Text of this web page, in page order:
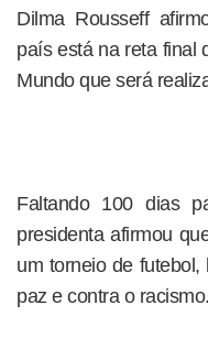
Dilma Rousseff
país está na reta final
Mundo que será
Faltando 100 dias
presidenta afirmou
um torneio de
paz e contra o racismo.